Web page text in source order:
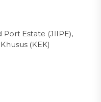
Estate (JIIPE),
(KEK)